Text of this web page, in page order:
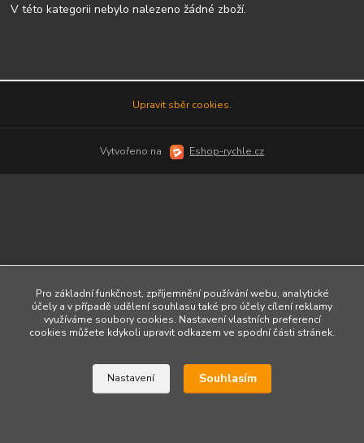
V této kategorii nebylo nalezeno žádné zboží.
Upravit sběr cookies.
Vytvořeno na Eshop-rychle.cz
Pro základní funkčnost, zpříjemnění používání webu, analytické
účely a v případě udělení souhlasu také pro účely cílení reklamy
využíváme soubory cookies. Nastavení vlastních preferencí
cookies můžete kdykoli upravit odkazem ve spodní části stránek.
Nastavení Souhlasím